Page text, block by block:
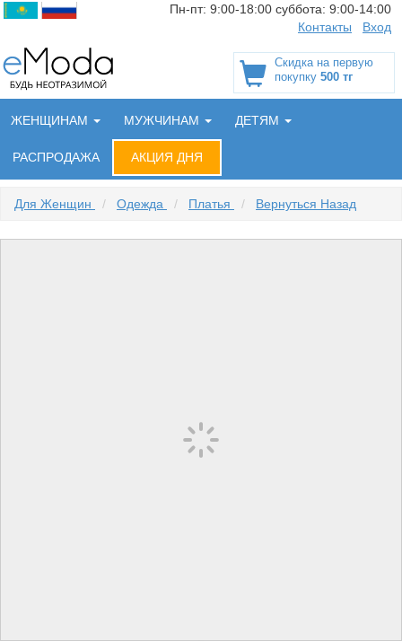
Пн-пт: 9:00-18:00 суббота: 9:00-14:00
Контакты
Вход
Скидка на первую
покупку 500 тг
ЖЕНЩИНАМ МУЖЧИНАМ ДЕТЯМ
РАСПРОДАЖА АКЦИЯ ДНЯ
Для Женщин / Одежда / Платья / Вернуться Назад